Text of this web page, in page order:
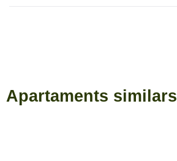
Apartaments similars